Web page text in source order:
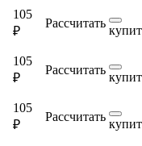
105
₽
Рассчитать
105
₽
Рассчитать
105
₽
Рассчитать